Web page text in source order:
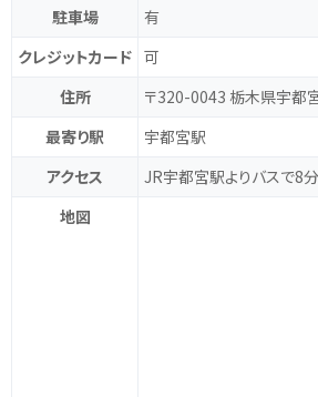
駐車場
有
クレジットカード 可
住所
〒320-0043 栃木県宇都
最寄り駅
宇都宮駅
アクセス
JR宇都宮駅よりバスで8分
地図